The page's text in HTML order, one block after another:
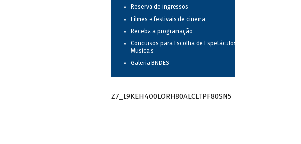
Reserva de ingressos
Filmes e festivais de cinema
Receba a programação
Concursos para Escolha de Espetáculos
Musicais
Galeria BNDES
Z7_L9KEH4O0LORH80ALCLTPF80SN5